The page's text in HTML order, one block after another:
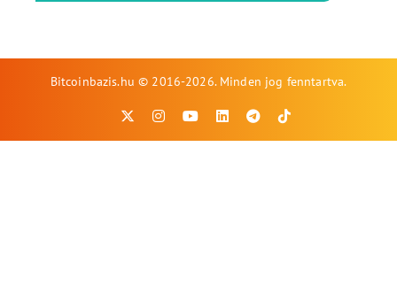
Bitcoinbazis.hu © 2016-2026. Minden jog fenntartva.